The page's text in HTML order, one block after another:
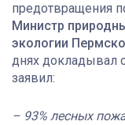
предотвращения
Министр
экологии
днях докладывал
заявил:
– 93% лесных